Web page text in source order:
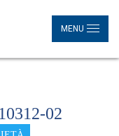
MENU
02